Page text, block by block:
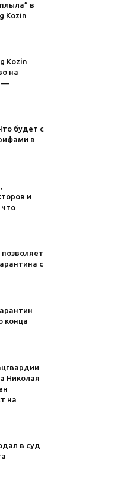
в
Kozin
Kozin
на
—
будет с
в
и
что
с
конца
Николая
на
в суд